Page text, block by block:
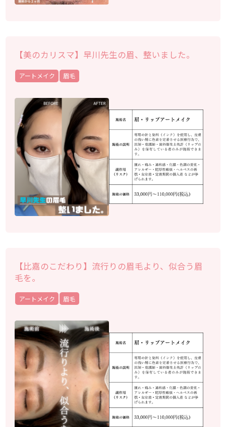
【美のカリスマ】早川先生の眉、整いました。
アートメイク 眉毛
【比嘉のこだわり】流行りの眉毛より、似合う眉
毛を。
アートメイク 眉毛